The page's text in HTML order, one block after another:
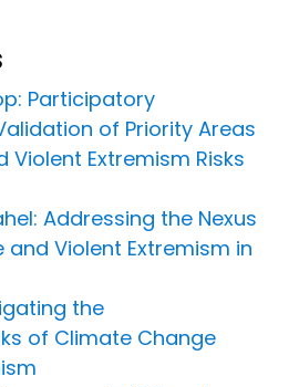
Participatory
of Priority Areas
Violent Extremism Risks
Addressing the Nexus
Violent Extremism in
the
of Climate Change